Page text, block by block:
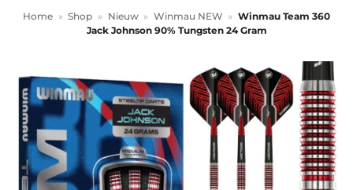
Home » Shop » Nieuw » Winmau NEW » Winmau Team 360
Jack Johnson 90% Tungsten 24 Gram